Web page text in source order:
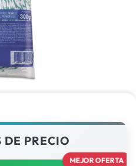
DE PRECIO
MEJOR OFERTA